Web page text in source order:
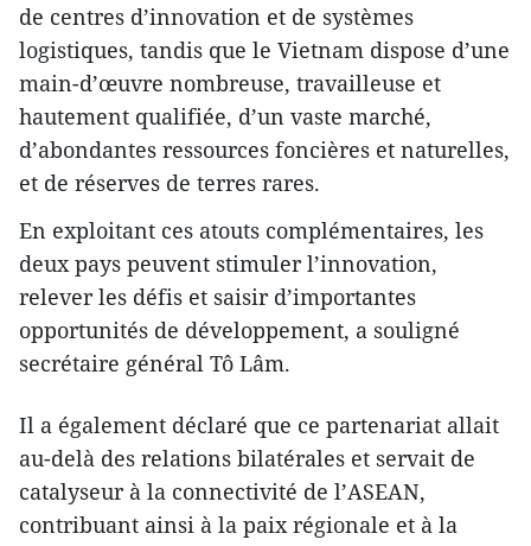
de centres d’innovation et de systèmes
logistiques, tandis que le Vietnam dispose d’une
main-d’œuvre nombreuse, travailleuse et
hautement qualifiée, d’un vaste marché,
d’abondantes ressources foncières et naturelles,
et de réserves de terres rares.
En exploitant ces atouts complémentaires, les
deux pays peuvent stimuler l’innovation,
relever les défis et saisir d’importantes
opportunités de développement, a souligné
secrétaire général Tô Lâm.
Il a également déclaré que ce partenariat allait
au-delà des relations bilatérales et servait de
catalyseur à la connectivité de l’ASEAN,
contribuant ainsi à la paix régionale et à la